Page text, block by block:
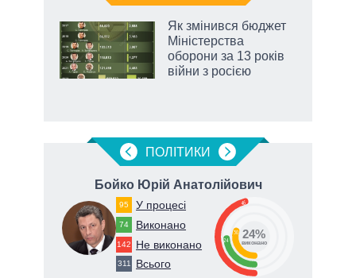
Як змінився бюджет
Міністерства
оборони за 13 років
війни з росією
ПОЛIТИКИ
Бойко Юрій Анатолійович
95 У процесі
74 Виконано
142 Не виконано
311 Всього
46
24
30 24%
виконано